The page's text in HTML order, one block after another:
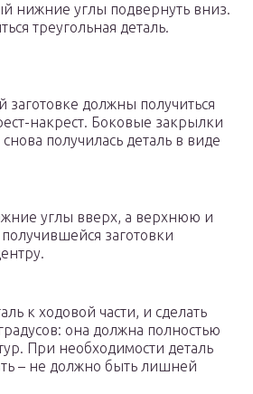
нижние углы подвернуть вниз.
треугольная деталь.
заготовке должны получиться
накрест. Боковые закрылки
получилась деталь в виде
углы вверх, а верхнюю и
заготовки
к ходовой части, и сделать
она должна полностью
При необходимости деталь
– не должно быть лишней